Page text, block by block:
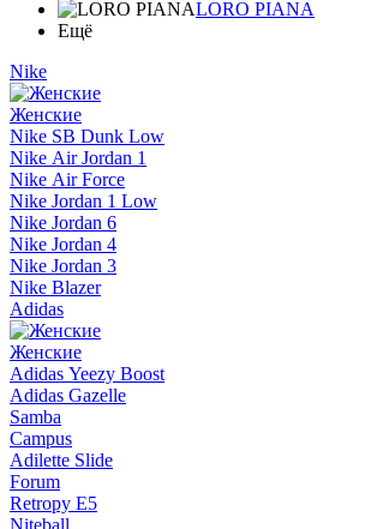
LORO PIANA
Ещё
Nike
Женские
Nike SB Dunk Low
Nike Air Jordan 1
Nike Air Force
Nike Jordan 1 Low
Nike Jordan 6
Nike Jordan 4
Nike Jordan 3
Nike Blazer
Adidas
Женские
Adidas Yeezy Boost
Adidas Gazelle
Samba
Campus
Adilette Slide
Forum
Retropy E5
Niteball